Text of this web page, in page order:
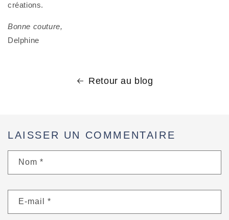
créations.
Bonne couture,
Delphine
Retour au blog
LAISSER UN COMMENTAIRE
Nom *
E-mail *